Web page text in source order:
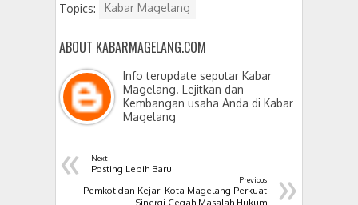
Topics: Kabar Magelang
ABOUT KABARMAGELANG.COM
Info terupdate seputar Kabar
Magelang. Lejitkan dan
Kembangan usaha Anda di Kabar
Magelang
« Next
Posting Lebih Baru »
Previous
Pemkot dan Kejari Kota Magelang Perkuat
Sinergi Cegah Masalah Hukum